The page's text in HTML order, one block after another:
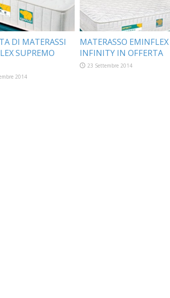
DI MATERASSI
SUPREMO
2014
MATERASSO EMINFLEX
INFINITY IN OFFERTA
23 Settembre 2014